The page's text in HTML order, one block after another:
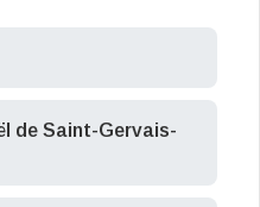
de Saint-Gervais-